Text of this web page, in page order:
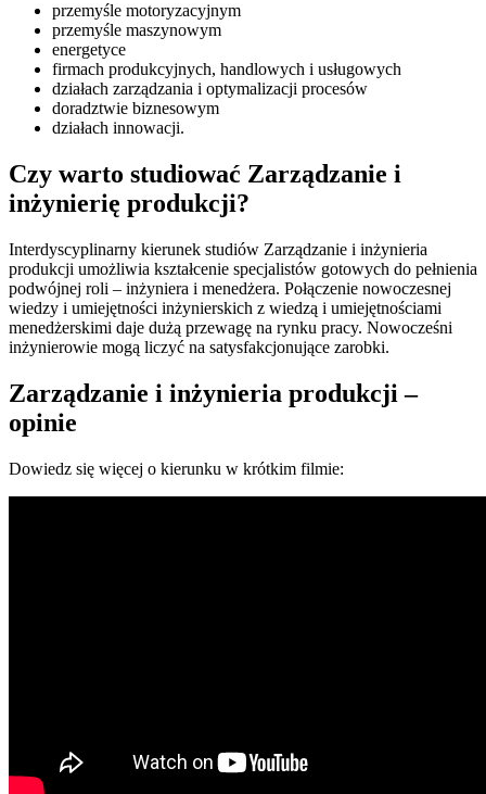
przemyśle motoryzacyjnym
przemyśle maszynowym
energetyce
firmach produkcyjnych, handlowych i usługowych
działach zarządzania i optymalizacji procesów
doradztwie biznesowym
działach innowacji.
Czy warto studiować Zarządzanie i
inżynierię produkcji?
Interdyscyplinarny kierunek studiów Zarządzanie i inżynieria
produkcji umożliwia kształcenie specjalistów gotowych do pełnienia
podwójnej roli – inżyniera i menedżera. Połączenie nowoczesnej
wiedzy i umiejętności inżynierskich z wiedzą i umiejętnościami
menedżerskimi daje dużą przewagę na rynku pracy. Nowocześni
inżynierowie mogą liczyć na satysfakcjonujące zarobki.
Zarządzanie i inżynieria produkcji –
opinie
Dowiedz się więcej o kierunku w krótkim filmie: